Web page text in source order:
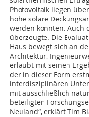
Photovoltaik liegen
hohe solare
werden konnten. Auch
überzeugte. Die
Haus bewegt sich an
Architektur,
erlaubt mit seinen
der in dieser Form
interdisziplinären
mit ausschließlich
beteiligten
Neuland“, erklärt Tim